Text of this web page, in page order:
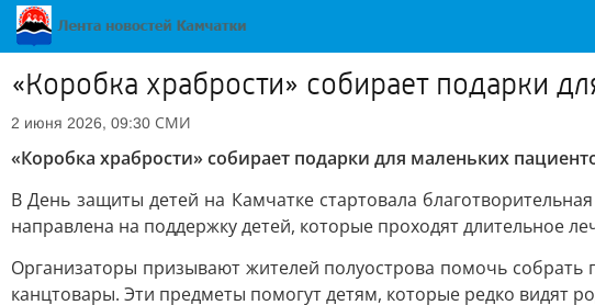
«Коробка храбрости» собирает подарки
2 июня 2026, 09:30 СМИ
«Коробка храбрости» собирает подарки для маленьких
В День защиты детей на Камчатке стартовала
направлена на поддержку детей, которые проходят длительное
Организаторы призывают жителей полуострова помочь
канцтовары. Эти предметы помогут детям, которые редко видят